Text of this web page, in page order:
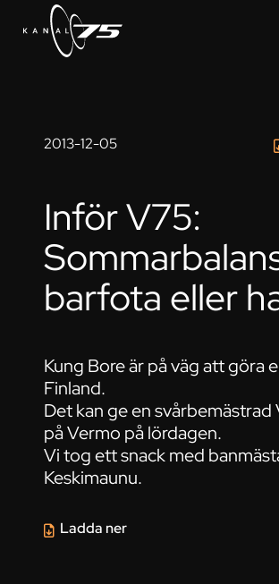
2013-12-05
Inför V75:
barfota eller
Kung Bore är på väg att göra
Finland.
Det kan ge en svårbemästrad
på Vermo på lördagen.
Vi tog ett snack med
Keskimaunu.
Ladda ner